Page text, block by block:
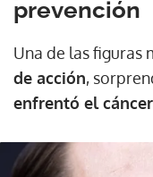
prevención
Una de las figuras
de acción,
enfrentó el cáncer